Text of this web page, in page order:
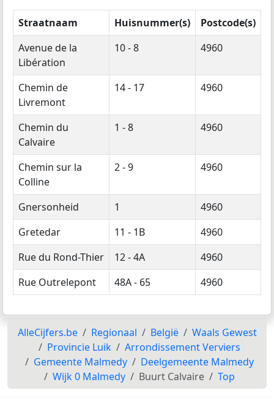
Straatnaam Huisnummer(s)
Postcode(s)
Avenue de la
Libération
10 - 8 4960
Chemin de
Livremont
14 - 17 4960
Chemin du
Calvaire
1 - 8 4960
Chemin sur la
Colline
2 - 9 4960
Gnersonheid 1
4960
Gretedar
11 - 1B
4960
Rue du Rond-Thier
12 - 4A
4960
Rue Outrelepont
48A - 65 4960
AlleCijfers.be Regionaal België
Waals Gewest
Provincie Luik
Arrondissement Verviers
Gemeente Malmedy
Deelgemeente Malmedy
Wijk 0 Malmedy
Buurt Calvaire Top